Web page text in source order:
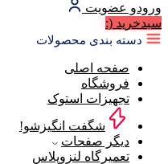
ورودو عضویت
سبد‌خرید (:
دسته بندی محصولات
صفحه اصلی
فروشگاه
تجهیزات استوک
شگفت انگیزشو!
دیگر صفحات
تعمیرگاه لنزوپلاس